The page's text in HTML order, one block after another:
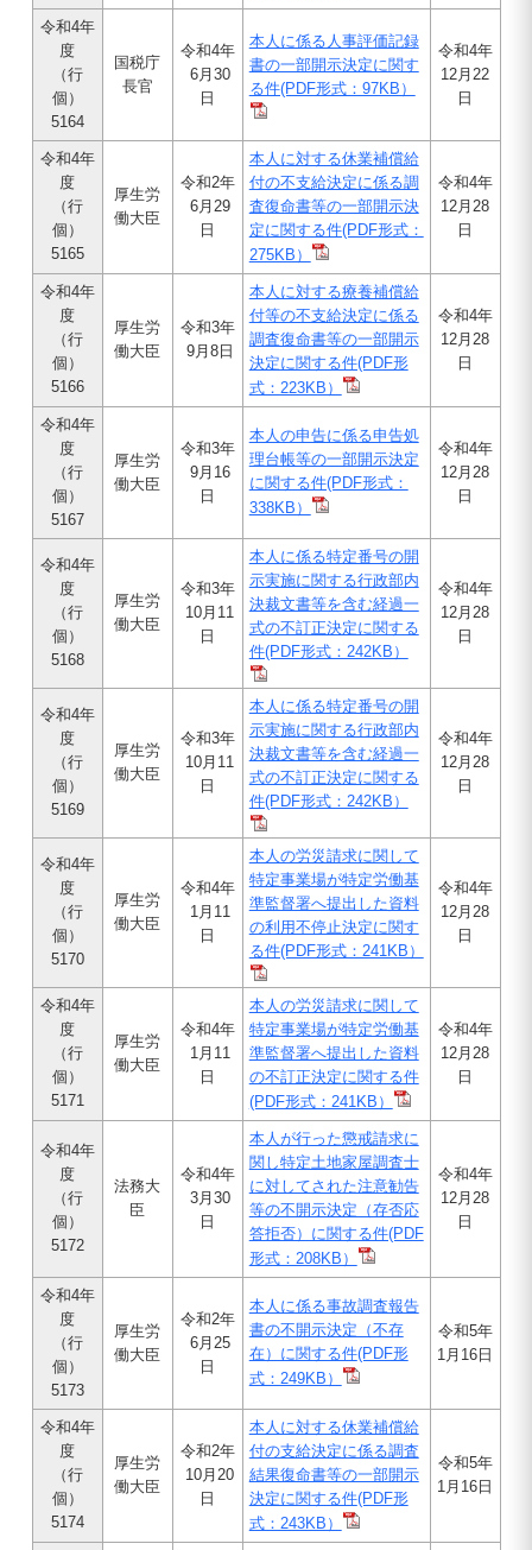
令和4年
度
（行
個）
5164
国税庁
長官
令和4年
6月30
日
本人に係る人事評価記録
書の一部開示決定に関す
る件(PDF形式：97KB）
令和4年
12月22
日
令和4年
度
（行
個）
5165
厚生労
働大臣
令和2年
6月29
日
本人に対する休業補償給
付の不支給決定に係る調
査復命書等の一部開示決
定に関する件(PDF形式：
275KB）
令和4年
12月28
日
令和4年
度
（行
個）
5166
厚生労
働大臣
令和3年
9月8日
本人に対する療養補償給
付等の不支給決定に係る
調査復命書等の一部開示
決定に関する件(PDF形
式：223KB）
令和4年
12月28
日
令和4年
度
（行
個）
5167
厚生労
働大臣
令和3年
9月16
日
本人の申告に係る申告処
理台帳等の一部開示決定
に関する件(PDF形式：
338KB）
令和4年
12月28
日
令和4年
度
（行
個）
5168
厚生労
働大臣
令和3年
10月11
日
本人に係る特定番号の開
示実施に関する行政部内
決裁文書等を含む経過一
式の不訂正決定に関する
件(PDF形式：242KB）
令和4年
12月28
日
令和4年
度
（行
個）
5169
厚生労
働大臣
令和3年
10月11
日
本人に係る特定番号の開
示実施に関する行政部内
決裁文書等を含む経過一
式の不訂正決定に関する
件(PDF形式：242KB）
令和4年
12月28
日
令和4年
度
（行
個）
5170
厚生労
働大臣
令和4年
1月11
日
本人の労災請求に関して
特定事業場が特定労働基
準監督署へ提出した資料
の利用不停止決定に関す
る件(PDF形式：241KB）
令和4年
12月28
日
令和4年
度
（行
個）
5171
厚生労
働大臣
令和4年
1月11
日
本人の労災請求に関して
特定事業場が特定労働基
準監督署へ提出した資料
の不訂正決定に関する件
(PDF形式：241KB）
令和4年
12月28
日
令和4年
度
（行
個）
5172
法務大
臣
令和4年
3月30
日
本人が行った懲戒請求に
関し特定土地家屋調査士
に対してされた注意勧告
等の不開示決定（存否応
答拒否）に関する件(PDF
形式：208KB）
令和4年
12月28
日
令和4年
度
（行
個）
5173
厚生労
働大臣
令和2年
6月25
日
本人に係る事故調査報告
書の不開示決定（不存
在）に関する件(PDF形
式：249KB）
令和5年
1月16日
令和4年
度
（行
個）
5174
厚生労
働大臣
令和2年
10月20
日
本人に対する休業補償給
付の支給決定に係る調査
結果復命書等の一部開示
決定に関する件(PDF形
式：243KB）
令和5年
1月16日